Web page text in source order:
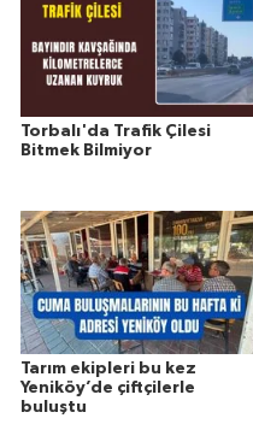
Torbalı'da Trafik Çilesi
Bitmek Bilmiyor
Tarım ekipleri bu kez
Yeniköy’de çiftçilerle
buluştu